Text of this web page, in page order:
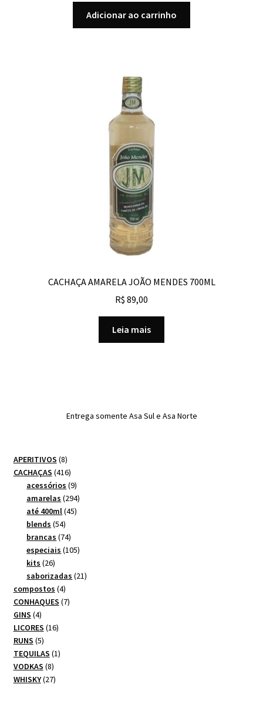
Adicionar ao carrinho
CACHAÇA AMARELA JOÃO MENDES 700ML
R$ 89,00
Leia mais
Entrega somente Asa Sul e Asa Norte
APERITIVOS 88
produtos
CACHAÇAS 416416
produtos
acessórios 99
produtos
amarelas 294294
até 400ml 4545
blends 5454
produtos
brancas 7474
produtos
especiais 105105
kits 2626
produtos
saborizadas 2121
compostos 44
produtos
CONHAQUES 77
GINS 44
produtos
LICORES 1616
RUNS 55
produtos
TEQUILAS 11
VODKAS 88
produtos
WHISKY 2727